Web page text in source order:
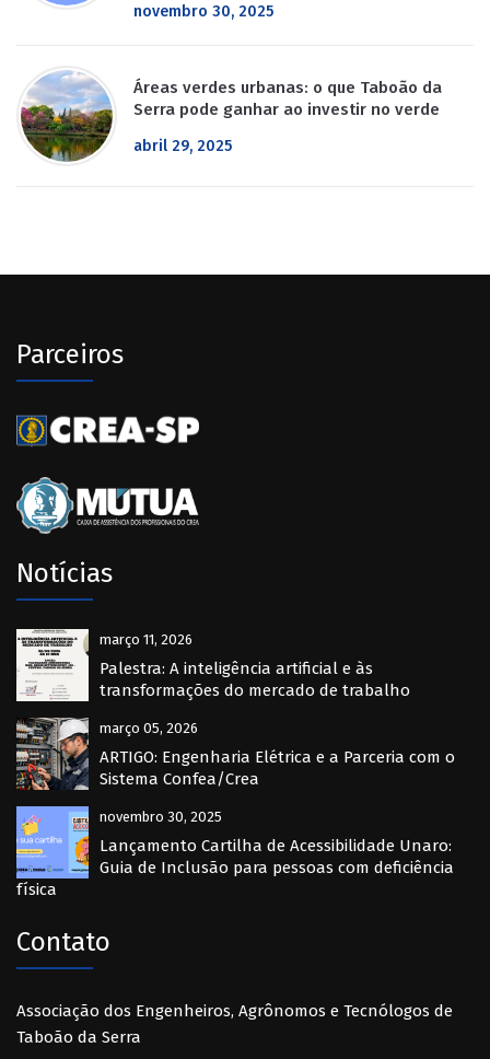
novembro 30, 2025
Áreas verdes urbanas: o que Taboão da
Serra pode ganhar ao investir no verde
abril 29, 2025
Parceiros
Notícias
março 11, 2026
Palestra: A inteligência artificial e às
transformações do mercado de trabalho
março 05, 2026
ARTIGO: Engenharia Elétrica e a Parceria com o
Sistema Confea/Crea
novembro 30, 2025
Lançamento Cartilha de Acessibilidade Unaro:
Guia de Inclusão para pessoas com deficiência
física
Contato
Associação dos Engenheiros, Agrônomos e Tecnólogos de
Taboão da Serra